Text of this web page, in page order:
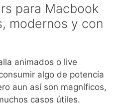
para Macbook
modernos y con
animados o live
algo de potencia
aun así son magníficos,
casos útiles.